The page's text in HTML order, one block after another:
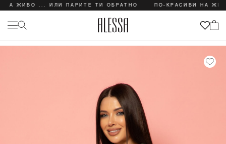
ЖИВО ... ИЛИ ПАРИТЕ ТИ ОБРАТНО ПО-КРАСИВИ НА ЖИВО